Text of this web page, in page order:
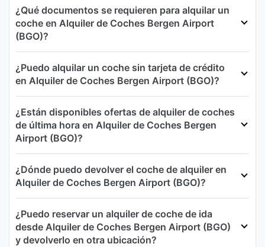
¿Qué documentos se requieren para alquilar un
coche en Alquiler de Coches Bergen Airport
(BGO)?
¿Puedo alquilar un coche sin tarjeta de crédito
en Alquiler de Coches Bergen Airport (BGO)?
¿Están disponibles ofertas de alquiler de coches
de última hora en Alquiler de Coches Bergen
Airport (BGO)?
¿Dónde puedo devolver el coche de alquiler en
Alquiler de Coches Bergen Airport (BGO)?
¿Puedo reservar un alquiler de coche de ida
desde Alquiler de Coches Bergen Airport (BGO)
y devolverlo en otra ubicación?